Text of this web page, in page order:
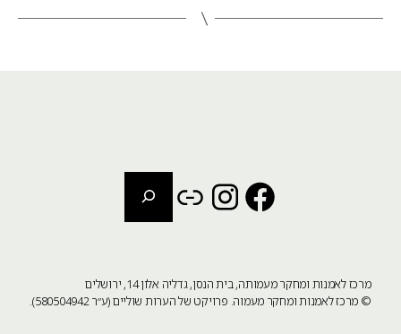
מרכז לאמנות ומחקר מעמותה, בית הנסן, גדליה אלון 14, ירושלים
© מרכז לאמנות ומחקר מעמוה. פרויקט של הערות שוליים (ע״ר 580504942).
Facebook
Instagram
Link